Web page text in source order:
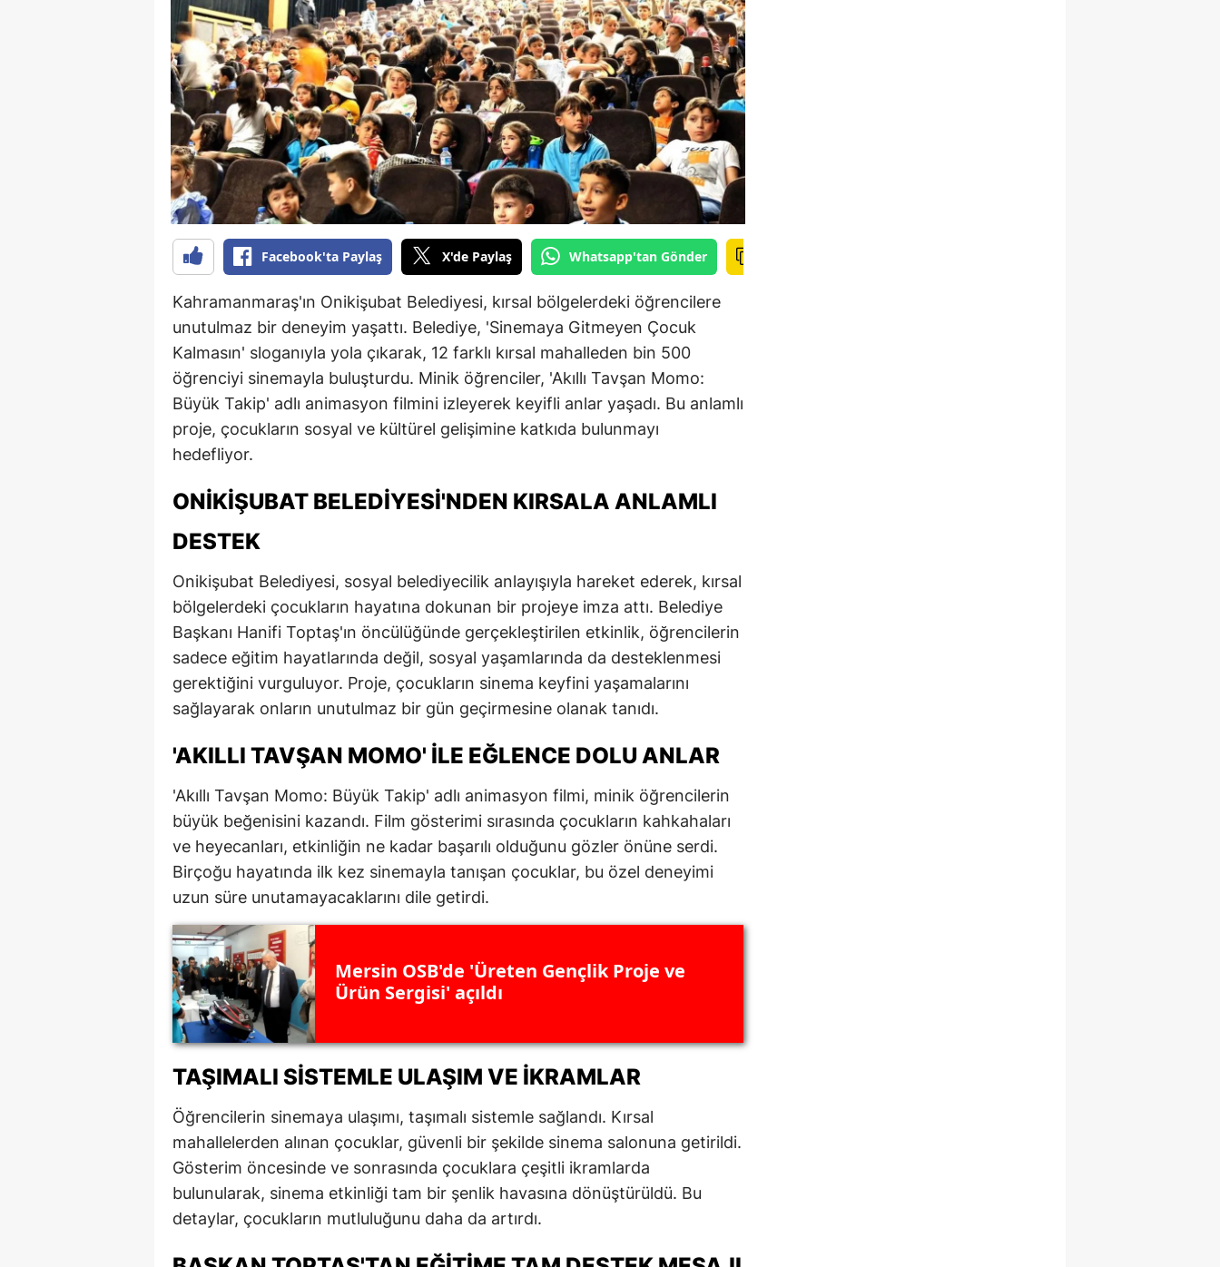
Bilecik
Bingöl
Bitlis
Bolu
Burdur
Bursa
Çanakkale
Çankırı
Çorum
Denizli
Edirne
Erzincan
Eskişehir
Gaziantep
Giresun
Gümüşhane
Hatay
Isparta
Mersin
İstanbul
Kastamonu
Kocaeli
Konya
Kütahya
Facebook'ta Paylaş X'de Paylaş Whatsapp'tan Gönder
Kahramanmaraş'ın Onikişubat Belediyesi, kırsal bölgelerdeki öğrencilere
unutulmaz bir deneyim yaşattı. Belediye, 'Sinemaya Gitmeyen Çocuk
Kalmasın' sloganıyla yola çıkarak, 12 farklı kırsal mahalleden bin 500
öğrenciyi sinemayla buluşturdu. Minik öğrenciler, 'Akıllı Tavşan Momo:
Büyük Takip' adlı animasyon filmini izleyerek keyifli anlar yaşadı. Bu anlamlı
proje, çocukların sosyal ve kültürel gelişimine katkıda bulunmayı
hedefliyor.
ONIKIŞUBAT BELEDIYESI'NDEN KIRSALA ANLAMLI
DESTEK
Onikişubat Belediyesi, sosyal belediyecilik anlayışıyla hareket ederek, kırsal
bölgelerdeki çocukların hayatına dokunan bir projeye imza attı. Belediye
Başkanı Hanifi Toptaş'ın öncülüğünde gerçekleştirilen etkinlik, öğrencilerin
sadece eğitim hayatlarında değil, sosyal yaşamlarında da desteklenmesi
gerektiğini vurguluyor. Proje, çocukların sinema keyfini yaşamalarını
sağlayarak onların unutulmaz bir gün geçirmesine olanak tanıdı.
'AKILLI TAVŞAN MOMO' İLE EĞLENCE DOLU ANLAR
'Akıllı Tavşan Momo: Büyük Takip' adlı animasyon filmi, minik öğrencilerin
büyük beğenisini kazandı. Film gösterimi sırasında çocukların kahkahaları
ve heyecanları, etkinliğin ne kadar başarılı olduğunu gözler önüne serdi.
Birçoğu hayatında ilk kez sinemayla tanışan çocuklar, bu özel deneyimi
uzun süre unutamayacaklarını dile getirdi.
Mersin OSB'de 'Üreten Gençlik Proje ve
Ürün Sergisi' açıldı
TAŞIMALI SISTEMLE ULAŞIM VE İKRAMLAR
Öğrencilerin sinemaya ulaşımı, taşımalı sistemle sağlandı. Kırsal
mahallelerden alınan çocuklar, güvenli bir şekilde sinema salonuna getirildi.
Gösterim öncesinde ve sonrasında çocuklara çeşitli ikramlarda
bulunularak, sinema etkinliği tam bir şenlik havasına dönüştürüldü. Bu
detaylar, çocukların mutluluğunu daha da artırdı.